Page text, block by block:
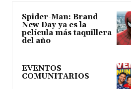
Spider-Man: Brand
New Day ya es la
película más taquillera
del año
EVENTOS
COMUNITARIOS